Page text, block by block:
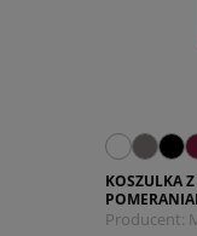
KOSZULKA
Producent: